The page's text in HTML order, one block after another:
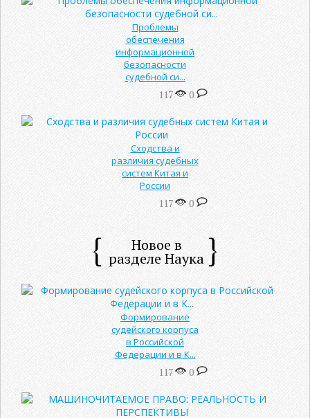
Проблемы
обеспечения
информационной
безопасности
судебной си...
117 0
Сходства и
различия судебных
систем Китая и
России
117 0
Новое в
разделе Наука
Формирование
судейского корпуса
в Российской
Федерации и в К...
117 0